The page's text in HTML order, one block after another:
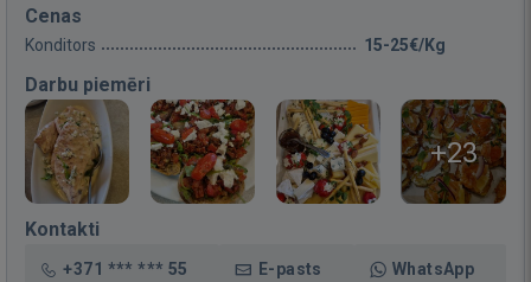
Cenas
Konditors 15-25€/Kg
Darbu piemēri
+23
Kontakti
+371 *** *** 55 E-pasts WhatsApp